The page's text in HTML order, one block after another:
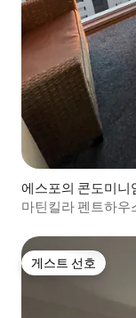
에스포의 콘도미니
마틴킬라 펜트하우
게스트 선호
게스트 선호